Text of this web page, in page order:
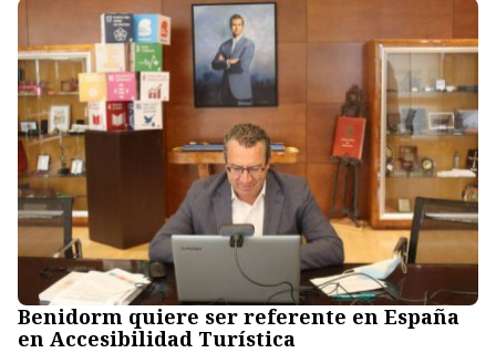
Benidorm quiere ser referente en España
en Accesibilidad Turística